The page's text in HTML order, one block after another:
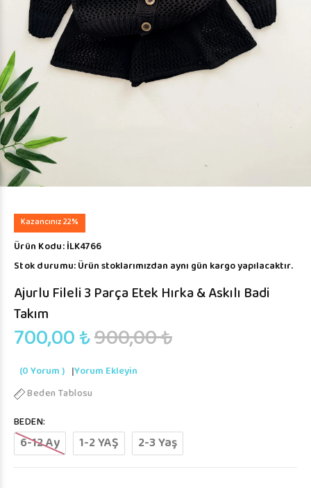
Kazancınız 22%
Ürün Kodu:İLK4766
Stok durumu:Ürün stoklarımızdan aynı gün kargo yapılacaktır.
Ajurlu Fileli 3 Parça Etek Hırka & Askılı Badi
Takım
700,00 ₺900,00 ₺
(0 Yorum ) |Yorum Ekleyin
Beden Tablosu
BEDEN:
6-12 Ay 1-2 YAŞ 2-3 Yaş